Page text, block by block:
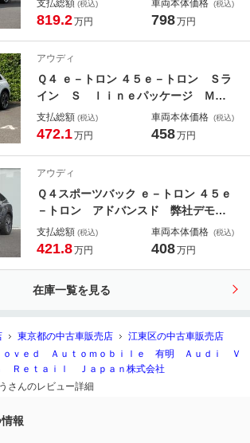
ブラックスタイリングパッケージ ラ
グ 認定中古車
支払総額 (税込)
819.2万円
車両本体価格 (税込)
798万円
アウディ
Ｑ４ ｅ－トロン ４５ｅ－トロン Ｓラ
イン Ｓ ｌｉｎｅパッケージ ＭＭ
Ｉナビゲーションプロ 認定中古車
支払総額 (税込)
472.1万円
車両本体価格 (税込)
458万円
アウディ
Ｑ４スポーツバック ｅ－トロン ４５ｅ
－トロン アドバンスド 弊社デモ
カ・アドバンスドインテリアプラスパ
ッケージ・アップルカープレイ・アン
ジング・シートメモリー・ＬＥＤライ
支払総額 (税込)
421.8万円
車両本体価格 (税込)
408万円
在庫一覧を見る
東京都の中古車販売店
江東区の中古車販売店
ｏｖｅｄ Ａｕｔｏｍｏｂｉｌｅ 有明 Ａｕｄｉ Ｖ
Ｒｅｔａｉｌ Ｊａｐａｎ株式会社
さんのレビュー詳細
報